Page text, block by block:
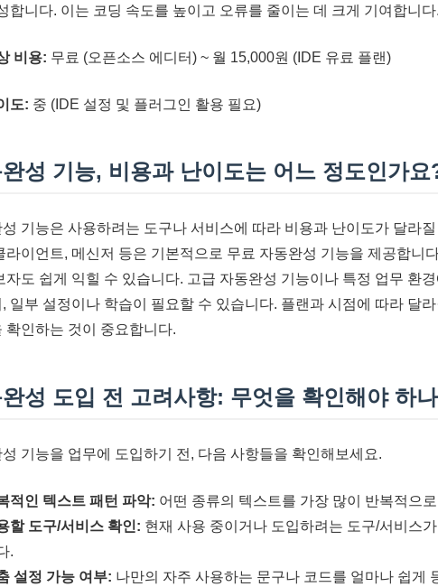
합니다. 이는 코딩 속도를 높이고 오류를 줄이는 데 크게 기여합니다.
비용: 무료 (오픈소스 에디터) ~ 월 15,000원 (IDE 유료 플랜)
도: 중 (IDE 설정 및 플러그인 활용 필요)
성 기능, 비용과 난이도는 어느 정도인가요
기능은 사용하려는 도구나 서비스에 따라 비용과 난이도가 달라
라이언트, 메신저 등은 기본적으로 무료 자동완성 기능을 제공합니
자도 쉽게 익힐 수 있습니다. 고급 자동완성 기능이나 특정 업무 환
일부 설정이나 학습이 필요할 수 있습니다. 플랜과 시점에 따라 달
확인하는 것이 중요합니다.
성 도입 전 고려사항: 무엇을 확인해야 하
기능을 업무에 도입하기 전, 다음 사항들을 확인해보세요.
적인 텍스트 패턴 파악: 어떤 종류의 텍스트를 가장 많이 반복적으
할 도구/서비스 확인: 현재 사용 중이거나 도입하려는 도구/서비스
.
설정 가능 여부: 나만의 자주 사용하는 문구나 코드를 얼마나 쉽게